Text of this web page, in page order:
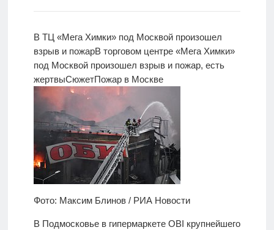
Родителям
О
Версия для
слабовидящих
В ТЦ «Мега Химки» под Москвой произошел
взрыв и пожарВ торговом центре «Мега Химки»
под Москвой произошел взрыв и пожар, есть
жертвыСюжетПожар в Москве
Фото: Максим Блинов / РИА Новости
В Подмосковье в гипермаркете OBI крупнейшего